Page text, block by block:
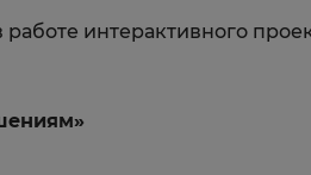
интерактивного